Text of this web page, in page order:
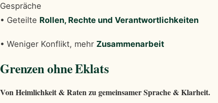
Gespräche
• Geteilte Rollen, Rechte und Verantwortlichkeiten
• Weniger Konflikt, mehr Zusammenarbeit
Grenzen ohne Eklats
Von Heimlichkeit & Raten zu gemeinsamer Sprache & Klarheit.